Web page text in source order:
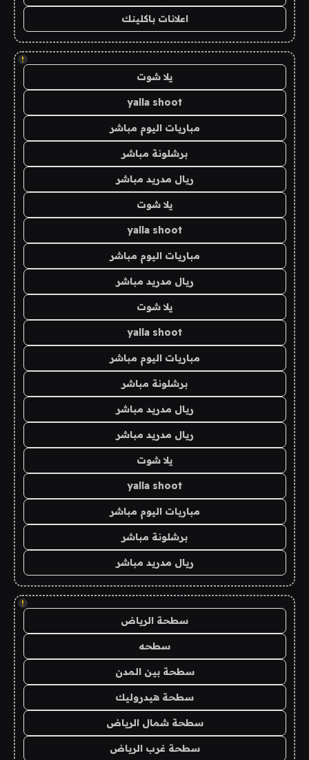
اعلانات باكلينك
!
يلا شوت
yalla shoot
مباريات اليوم مباشر
برشلونة مباشر
ريال مدريد مباشر
يلا شوت
yalla shoot
مباريات اليوم مباشر
ريال مدريد مباشر
يلا شوت
yalla shoot
مباريات اليوم مباشر
برشلونة مباشر
ريال مدريد مباشر
ريال مدريد مباشر
يلا شوت
yalla shoot
مباريات اليوم مباشر
برشلونة مباشر
ريال مدريد مباشر
!
سطحة الرياض
سطحه
سطحة بين المدن
سطحة هيدروليك
سطحة شمال الرياض
سطحة غرب الرياض